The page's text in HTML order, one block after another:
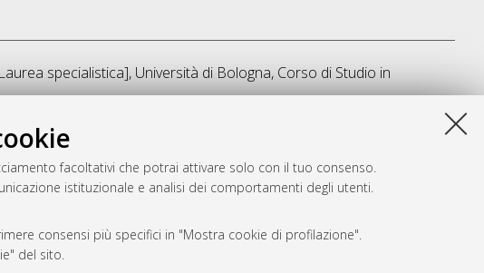
facoltativi che potrai attivare solo con il tuo consenso.
istituzionale e analisi dei comportamenti degli utenti.
consensi più specifici in "Mostra cookie di profilazione".
del sito.
specialistica], Università di Bologna, Corso di Studio in
Questa lista e' stata generata il Fri Aug 7 04:33:19 2026 CEST